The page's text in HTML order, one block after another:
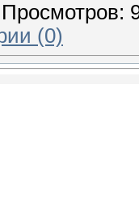
Просмотров:
(0)